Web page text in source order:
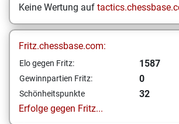
Keine Wertung auf
Fritz.chessbase.com:
Elo gegen Fritz: 1587
Gewinnpartien Fritz: 0
Schönheitspunkte
32
Erfolge gegen Fritz...